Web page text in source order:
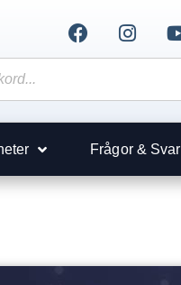
Frågor & Svar